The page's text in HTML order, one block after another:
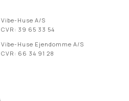
Vibe-Huse A/S
CVR: 39 65 33 54
Vibe-Huse Ejendomme A/S
CVR: 66 34 91 28